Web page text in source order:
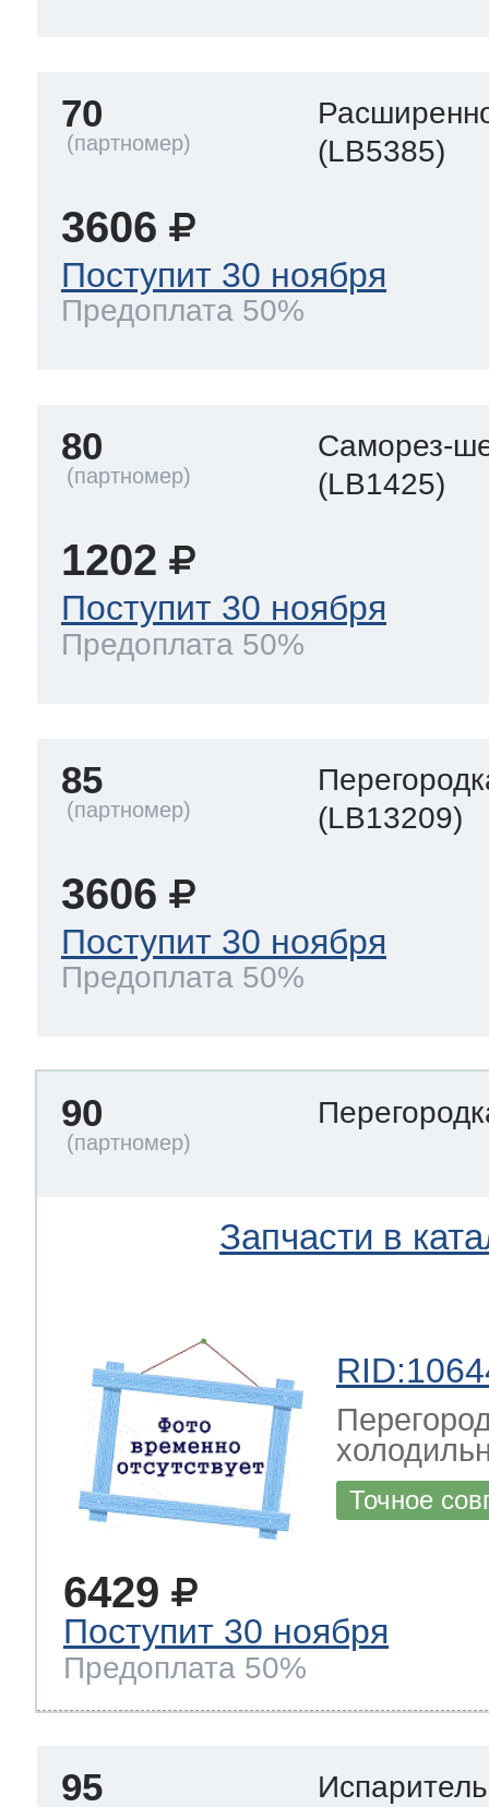
70
(LB5385)
3606
Поступит 30 ноября
Предоплата 50%
80
Саморез-
(LB1425)
1202
Поступит 30 ноября
Предоплата 50%
85
(LB13209)
3606
Поступит 30 ноября
Предоплата 50%
90
Запчасти в
Точное
6429
Поступит 30 ноября
Предоплата 50%
95 Испаритель